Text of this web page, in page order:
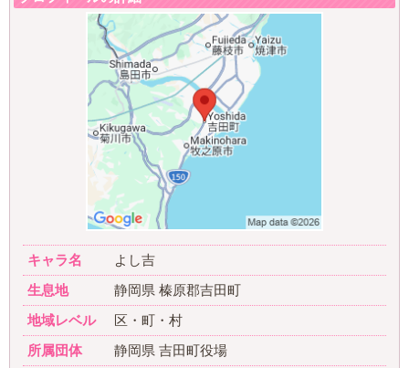
キャラ名
よし吉
生息地
静岡県 榛原郡吉田町
地域レベル
区・町・村
所属団体
静岡県 吉田町役場